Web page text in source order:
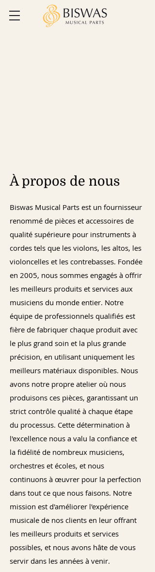
À propos de nous
Biswas Musical Parts est un fournisseur
renommé de pièces et accessoires de
qualité supérieure pour instruments à
cordes tels que les violons, les altos, les
violoncelles et les contrebasses. Fondée
en 2005, nous sommes engagés à offrir
les meilleurs produits et services aux
musiciens du monde entier. Notre
équipe de professionnels qualifiés est
fière de fabriquer chaque produit avec
le plus grand soin et la plus grande
précision, en utilisant uniquement les
meilleurs matériaux disponibles. Nous
avons notre propre atelier où nous
produisons ces pièces, garantissant un
strict contrôle qualité à chaque étape
du processus. Cette détermination à
l'excellence nous a valu la confiance et
la fidélité de nombreux musiciens,
orchestres et écoles, et nous
continuons à œuvrer pour la perfection
dans tout ce que nous faisons. Notre
mission est d'améliorer l'expérience
musicale de nos clients en leur offrant
les meilleurs produits et services
possibles, et nous avons hâte de vous
servir dans les années à venir.